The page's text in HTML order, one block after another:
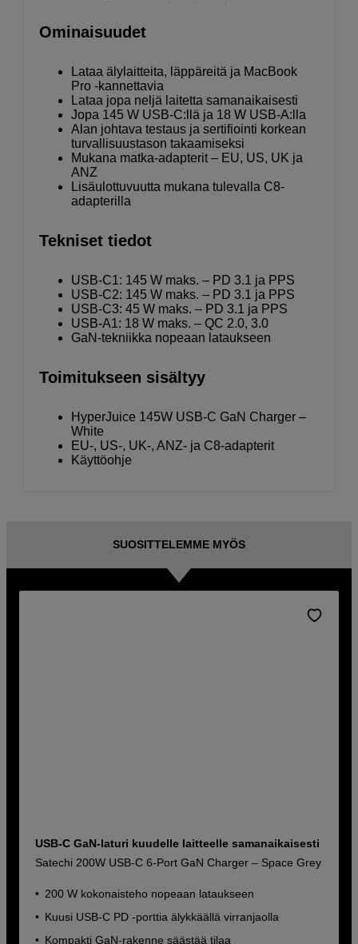
Ominaisuudet
Lataa älylaitteita, läppäreitä ja MacBook
Pro -kannettavia
Lataa jopa neljä laitetta samanaikaisesti
Jopa 145 W USB-C:llä ja 18 W USB-A:lla
Alan johtava testaus ja sertifiointi korkean
turvallisuustason takaamiseksi
Mukana matka-adapterit – EU, US, UK ja
ANZ
Lisäulottuvuutta mukana tulevalla C8-
adapterilla
Tekniset tiedot
USB-C1: 145 W maks. – PD 3.1 ja PPS
USB-C2: 145 W maks. – PD 3.1 ja PPS
USB-C3: 45 W maks. – PD 3.1 ja PPS
USB-A1: 18 W maks. – QC 2.0, 3.0
GaN-tekniikka nopeaan lataukseen
Toimitukseen sisältyy
HyperJuice 145W USB-C GaN Charger –
White
EU-, US-, UK-, ANZ- ja C8-adapterit
Käyttöohje
SUOSITTELEMME MYÖS
USB-C GaN-laturi kuudelle laitteelle samanaikaisesti
Satechi 200W USB-C 6-Port GaN Charger – Space Grey
200 W kokonaisteho nopeaan lataukseen
Kuusi USB-C PD -porttia älykkäällä virranjaolla
Kompakti GaN-rakenne säästää tilaa